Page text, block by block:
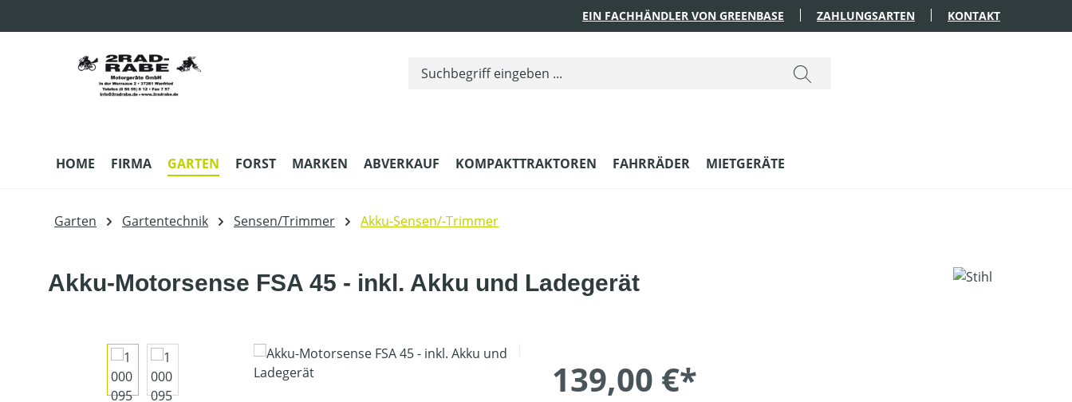
EIN FACHHÄNDLER VON GREENBASE ZAHLUNGSARTEN KONTAKT
HOME FIRMA GARTEN FORST MARKEN ABVERKAUF KOMPAKTTRAKTOREN FAHRRÄDER MIETGERÄTE
Garten Gartentechnik Sensen/Trimmer Akku-Sensen/-Trimmer
Akku-Motorsense FSA 45 - inkl. Akku und Ladegerät
Bildergalerie überspringen
139,00 €*